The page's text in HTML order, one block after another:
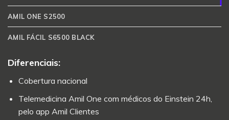
AMIL ONE S2500
AMIL FÁCIL S6500 BLACK
Diferenciais:
Cobertura nacional
Telemedicina Amil One com médicos do Einstein 24h,
pelo app Amil Clientes